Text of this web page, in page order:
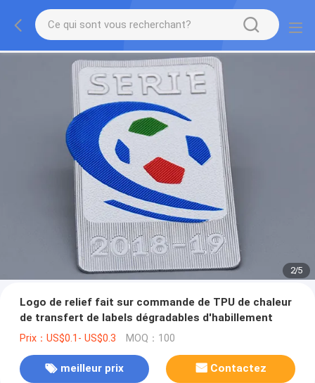
2/5
Logo de relief fait sur commande de TPU de chaleur
de transfert de labels dégradables d'habillement
Prix：US$0.1- US$0.3 MOQ：100
meilleur prix Contactez